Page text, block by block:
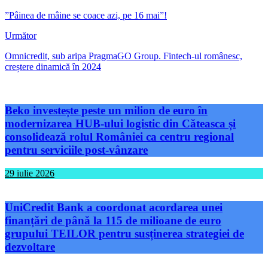
”Pâinea de mâine se coace azi, pe 16 mai”!
Următor
Omnicredit, sub aripa PragmaGO Group. Fintech-ul românesc,
creștere dinamică în 2024
Beko investește peste un milion de euro în
modernizarea HUB-ului logistic din Căteasca și
consolidează rolul României ca centru regional
pentru serviciile post-vânzare
29 iulie 2026
UniCredit Bank a coordonat acordarea unei
finanțări de până la 115 de milioane de euro
grupului TEILOR pentru susținerea strategiei de
dezvoltare